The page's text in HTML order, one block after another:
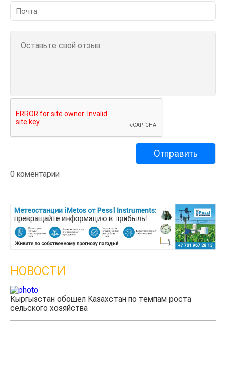
0 коментарии
НОВОСТИ
Кыргызстан обошел Казахстан по темпам роста
сельского хозяйства